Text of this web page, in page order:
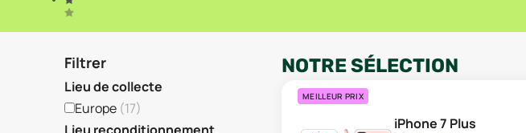
Filtrer
Lieu de collecte
Europe (17)
NOTRE SÉLECTION
MEILLEUR PRIX
iPhone 7 Plus